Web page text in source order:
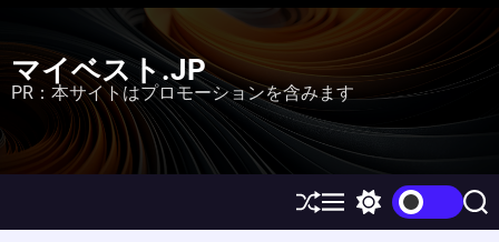
マイベスト.JP
PR：本サイトはプロモーションを含みます
S
h
M
e w
S
e